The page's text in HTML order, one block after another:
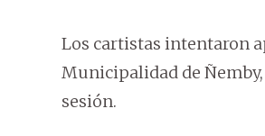
Los cartistas intentaron
Municipalidad de
sesión.